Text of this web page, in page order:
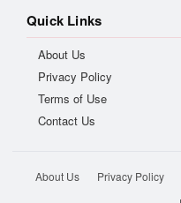
Quick Links
About Us
Privacy Policy
Terms of Use
Contact Us
About Us Privacy Policy